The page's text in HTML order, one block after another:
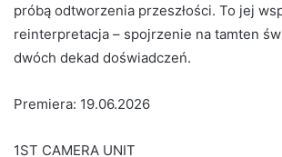
próbą odtworzenia przeszłości. To jej
reinterpretacja – spojrzenie na tamten
dwóch dekad doświadczeń.
Premiera: 19.06.2026
1ST CAMERA UNIT